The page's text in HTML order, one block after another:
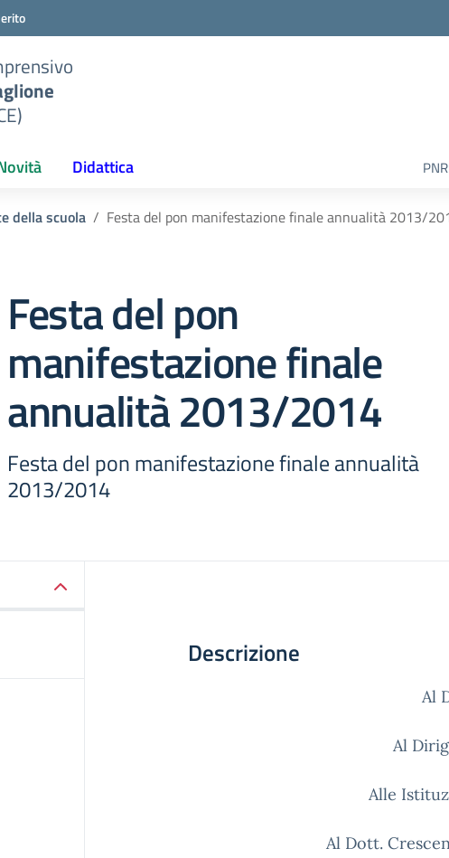
Didattica
della scuola Festa del pon manifestazione finale annualità 2013/
Festa del pon
manifestazione finale
annualità 2013/2014
Festa del pon manifestazione finale annualità
2013/2014
Descrizione
Al
Al
Alle
Al Dott.